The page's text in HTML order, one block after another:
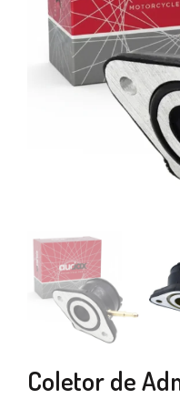
Coletor de